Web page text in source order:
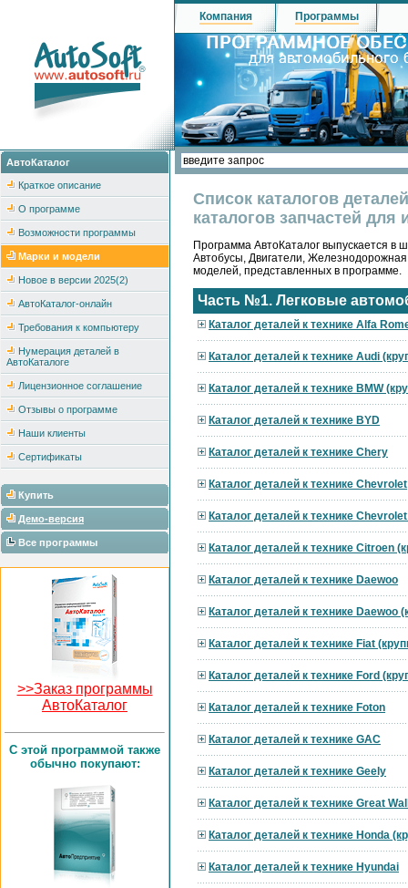
АвтоКаталог
Краткое описание
О программе
Возможности программы
Марки и модели
Новое в версии 2025(2)
АвтоКаталог-онлайн
Требования к компьютеру
Нумерация деталей в
АвтоКаталоге
Лицензионное соглашение
Отзывы о программе
Наши клиенты
Сертификаты
Купить
Демо-версия
Все программы
>>Заказ программы
АвтоКаталог
C этой программой также
обычно покупают:
Компания Программы
Список каталогов
каталогов запчастей для
Программа АвтоКаталог выпускается в
Автобусы, Двигатели,
моделей, представленных в программе.
Часть №1. Легковые
Каталог деталей к технике Alfa
Каталог деталей к технике Audi
Каталог деталей к технике BMW
Каталог деталей к технике BYD
Каталог деталей к технике Chery
Каталог деталей к технике Chevrolet
Каталог деталей к технике
Каталог деталей к технике Citroen
Каталог деталей к технике Daewoo
Каталог деталей к технике Daewoo
Каталог деталей к технике Fiat
Каталог деталей к технике Ford
Каталог деталей к технике Foton
Каталог деталей к технике GAC
Каталог деталей к технике Geely
Каталог деталей к технике Great
Каталог деталей к технике Honda
Каталог деталей к технике Hyundai